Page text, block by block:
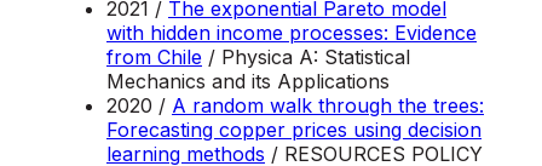
2021 / The exponential Pareto model
with hidden income processes: Evidence
from Chile / Physica A: Statistical
Mechanics and its Applications
2020 / A random walk through the trees:
Forecasting copper prices using decision
learning methods / RESOURCES POLICY